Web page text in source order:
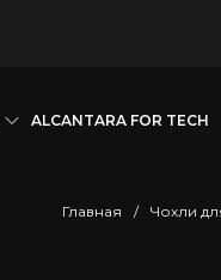
ALCANTARA FOR TECH
Главная / Чохли